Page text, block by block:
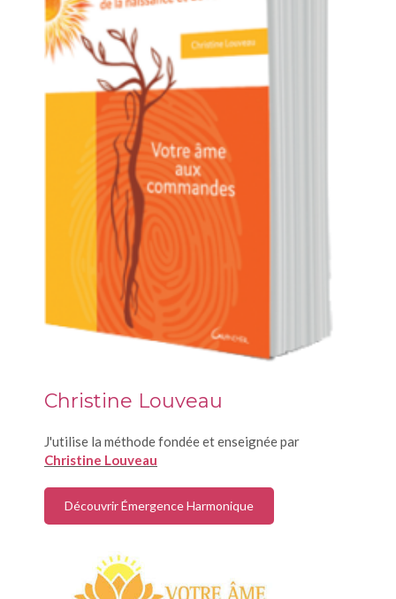
Christine Louveau
J'utilise la méthode fondée et enseignée par
Christine Louveau
Découvrir Émergence Harmonique